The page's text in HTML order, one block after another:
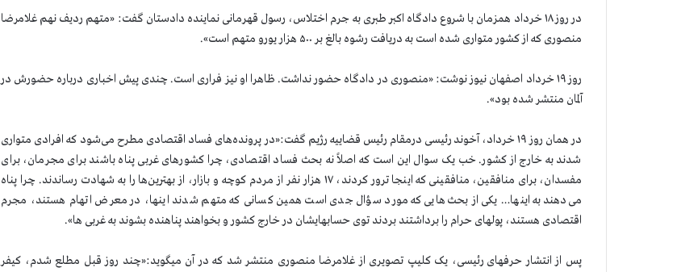
در روز ۱۸ خرداد همزمان با شروع دادگاه اکبر طبری به جرم اختلاس، رسول قهرمانی نماینده دادستان گفت: «متهم ردیف نهم غلامرضا
منصوری که از کشور متواری شده است به دریافت رشوه بالغ بر ۵۰۰ هزار یورو متهم است».
روز ۱۹ خرداد اصفهان نیوز نوشت: «منصوری در دادگاه حضور نداشت. ظاهرا او نیز فراری است. چندی پیش اخباری درباره حضورش در
آلمان منتشر شده بود».
در همان روز ۱۹ خرداد، آخوند رئیسی درمقام رئیس قضاییه رژیم گفت:«در پرونده‌های فساد اقتصادی مطرح می‌شود که افرادی متواری
شدند به خارج از کشور. خب یک سوال این است که اصلاً نه بحث فساد اقتصادی، چرا کشورهای غربی پناه باشند برای مجرمان، برای
مفسدان، برای منافقین، منافقینی که اینجا ترور کردند، ۱۷ هزار نفر از مردم کوچه و بازار، از بهترین‌ها را به شهادت رساندند. چرا پناه
می‌دهند به اینها… یکی از بحث‌هایی که مورد سؤال جدی است همین کسانی که متهم شدند اینها، در معرض اتهام هستند، مجرم
اقتصادی هستند،‌ پولهای حرام را برداشتند بردند توی حسابهایشان در خارج کشور و بخواهند پناهنده بشوند به غربی ها».
پس از انتشار حرفهای رئیسی، یک کلیپ تصویری از غلامرضا منصوری منتشر شد که در آن میگوید:«چند روز قبل مطلع شدم، کیفر